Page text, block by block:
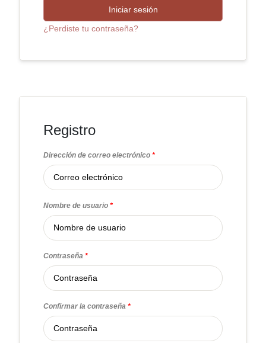
Iniciar sesión
¿Perdiste tu contraseña?
Registro
Dirección de correo electrónico *
Nombre de usuario *
Contraseña *
Confirmar la contraseña *